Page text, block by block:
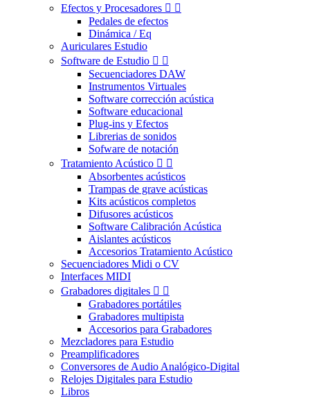
Efectos y Procesadores  
Pedales de efectos
Dinámica / Eq
Auriculares Estudio
Software de Estudio  
Secuenciadores DAW
Instrumentos Virtuales
Software corrección acústica
Software educacional
Plug-ins y Efectos
Librerias de sonidos
Sofware de notación
Tratamiento Acústico  
Absorbentes acústicos
Trampas de grave acústicas
Kits acústicos completos
Difusores acústicos
Software Calibración Acústica
Aislantes acústicos
Accesorios Tratamiento Acústico
Secuenciadores Midi o CV
Interfaces MIDI
Grabadores digitales  
Grabadores portátiles
Grabadores multipista
Accesorios para Grabadores
Mezcladores para Estudio
Preamplificadores
Conversores de Audio Analógico-Digital
Relojes Digitales para Estudio
Libros